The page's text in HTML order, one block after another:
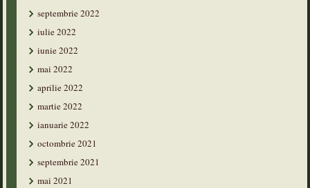
septembrie 2022
iulie 2022
iunie 2022
mai 2022
aprilie 2022
martie 2022
ianuarie 2022
octombrie 2021
septembrie 2021
mai 2021